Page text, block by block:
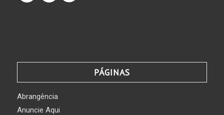
PÁGINAS
Abrangência
Anuncie Aqui